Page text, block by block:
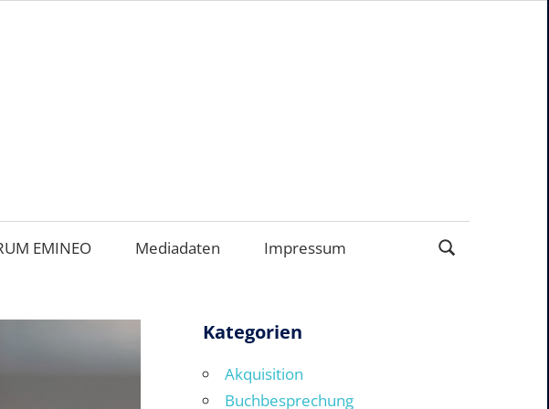
EMINEO Mediadaten Impressum
Kategorien
Akquisition
Buchbesprechung